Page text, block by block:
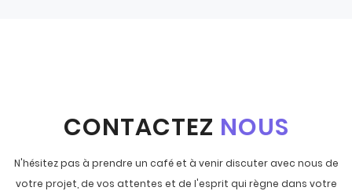
CONTACTEZ NOUS
N'hésitez pas à prendre un café et à venir discuter avec nous de
votre projet, de vos attentes et de l'esprit qui règne dans votre